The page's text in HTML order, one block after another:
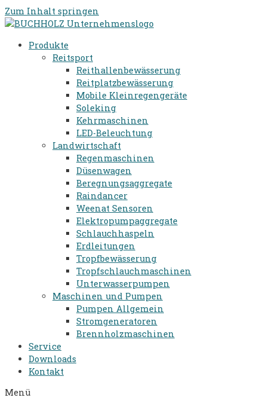
Zum Inhalt springen
Produkte
Reitsport
Reithallenbewässerung
Reitplatzbewässerung
Mobile Kleinregengeräte
Soleking
Kehrmaschinen
LED-Beleuchtung
Landwirtschaft
Regenmaschinen
Düsenwagen
Beregnungsaggregate
Raindancer
Weenat Sensoren
Elektropumpaggregate
Schlauchhaspeln
Erdleitungen
Tropfbewässerung
Tropfschlauchmaschinen
Unterwasserpumpen
Maschinen und Pumpen
Pumpen Allgemein
Stromgeneratoren​
Brennholzmaschinen
Service
Downloads
Kontakt
Menü